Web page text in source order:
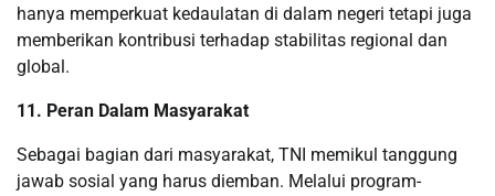
hanya memperkuat kedaulatan di dalam negeri tetapi juga
memberikan kontribusi terhadap stabilitas regional dan
global.
11. Peran Dalam Masyarakat
Sebagai bagian dari masyarakat, TNI memikul tanggung
jawab sosial yang harus diemban. Melalui program-